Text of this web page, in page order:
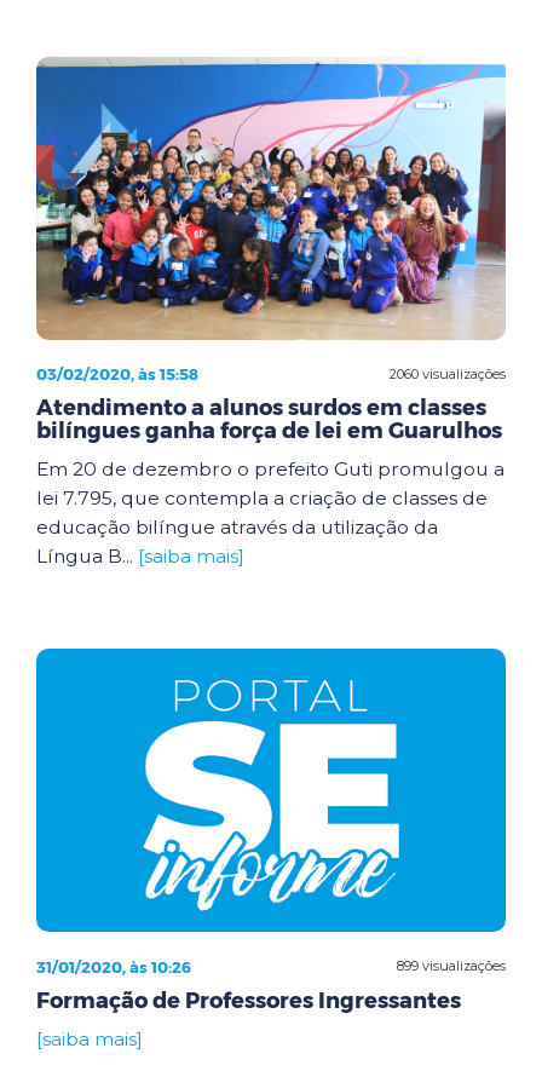
2060 visualizações
03/02/2020, às 15:58
Atendimento a alunos surdos em classes
bilíngues ganha força de lei em Guarulhos
Em 20 de dezembro o prefeito Guti promulgou a
lei 7.795, que contempla a criação de classes de
educação bilíngue através da utilização da
Língua B... [saiba mais]
899 visualizações
31/01/2020, às 10:26
Formação de Professores Ingressantes
[saiba mais]